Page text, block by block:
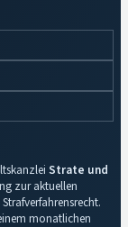
Strate und
zur aktuellen
monatlichen